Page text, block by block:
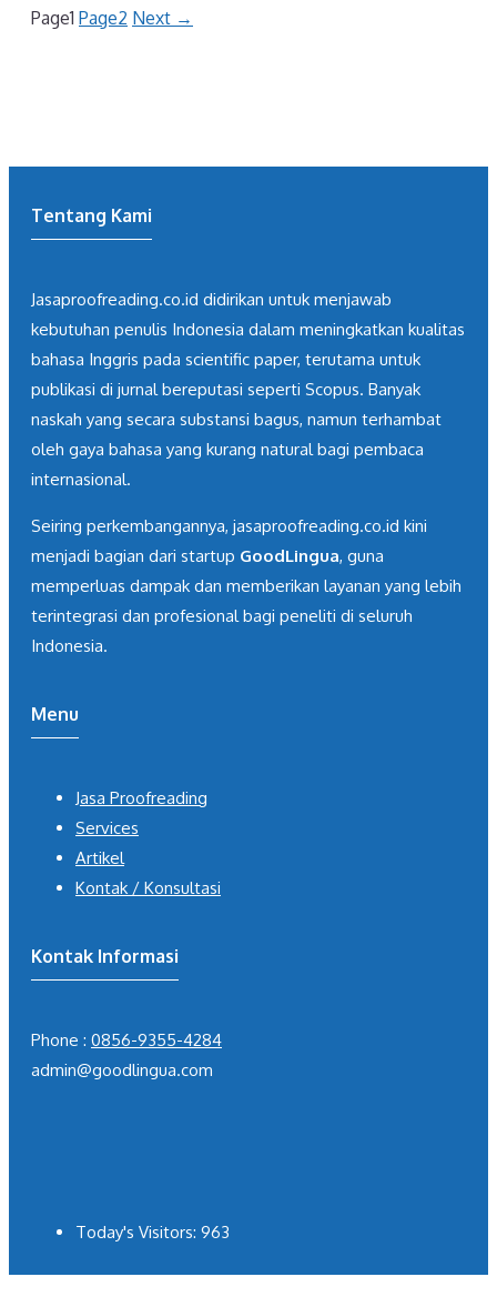
Page1 Page2 Next →
Tentang Kami
Jasaproofreading.co.id didirikan untuk menjawab
kebutuhan penulis Indonesia dalam meningkatkan kualitas
bahasa Inggris pada scientific paper, terutama untuk
publikasi di jurnal bereputasi seperti Scopus. Banyak
naskah yang secara substansi bagus, namun terhambat
oleh gaya bahasa yang kurang natural bagi pembaca
internasional.
Seiring perkembangannya, jasaproofreading.co.id kini
menjadi bagian dari startup GoodLingua, guna
memperluas dampak dan memberikan layanan yang lebih
terintegrasi dan profesional bagi peneliti di seluruh
Indonesia.
Menu
Jasa Proofreading
Services
Artikel
Kontak / Konsultasi
Kontak Informasi
Phone : 0856-9355-4284
admin@goodlingua.com
Today's Visitors: 963